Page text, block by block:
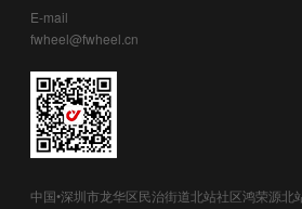
E-mail
fwheel@fwheel.cn
中国•深圳市龙华区民治街道北站社区鸿荣源北